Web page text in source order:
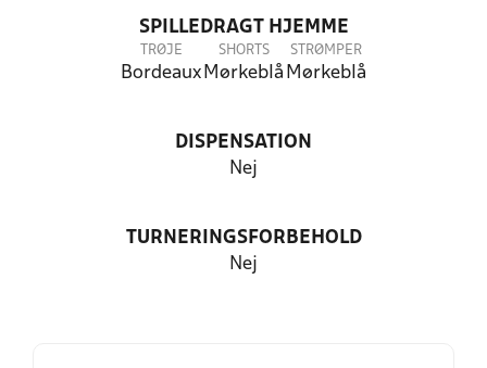
SPILLEDRAGT HJEMME
TRØJE
Bordeaux
SHORTS
Mørkeblå
STRØMPER
Mørkeblå
DISPENSATION
Nej
TURNERINGSFORBEHOLD
Nej